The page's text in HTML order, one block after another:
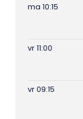
ma 10:15
vr 11:00
vr 09:15